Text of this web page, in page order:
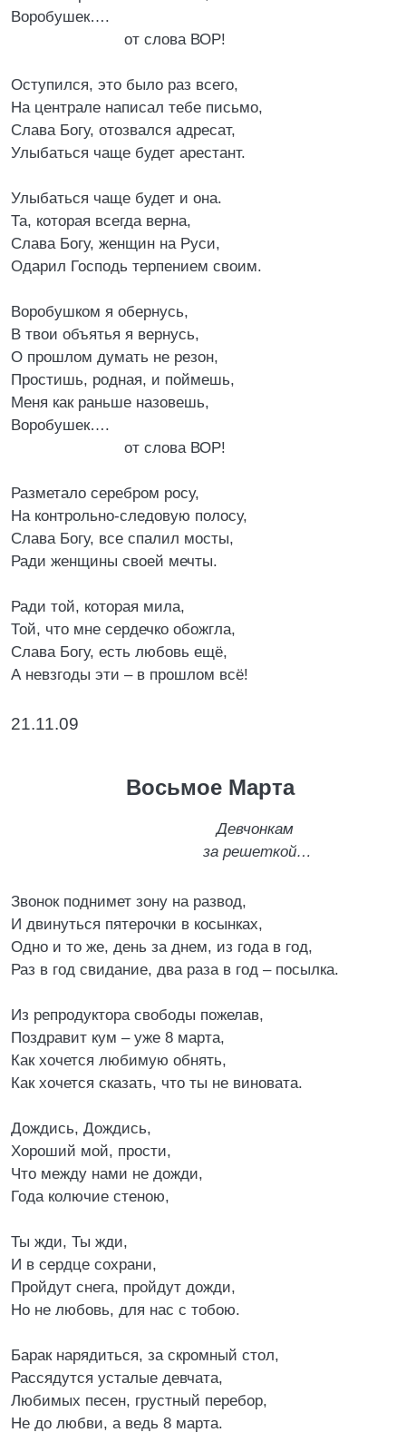
Воробушек….
от слова ВОР!
Оступился, это было раз всего,
На централе написал тебе письмо,
Слава Богу, отозвался адресат,
Улыбаться чаще будет арестант.
Улыбаться чаще будет и она.
Та, которая всегда верна,
Слава Богу, женщин на Руси,
Одарил Господь терпением своим.
Воробушком я обернусь,
В твои объятья я вернусь,
О прошлом думать не резон,
Простишь, родная, и поймешь,
Меня как раньше назовешь,
Воробушек….
от слова ВОР!
Разметало серебром росу,
На контрольно-следовую полосу,
Слава Богу, все спалил мосты,
Ради женщины своей мечты.
Ради той, которая мила,
Той, что мне сердечко обожгла,
Слава Богу, есть любовь ещё,
А невзгоды эти – в прошлом всё!
21.11.09
Восьмое Марта
Девчонкам
за решеткой…
Звонок поднимет зону на развод,
И двинуться пятерочки в косынках,
Одно и то же, день за днем, из года в год,
Раз в год свидание, два раза в год – посылка.
Из репродуктора свободы пожелав,
Поздравит кум – уже 8 марта,
Как хочется любимую обнять,
Как хочется сказать, что ты не виновата.
Дождись, Дождись,
Хороший мой, прости,
Что между нами не дожди,
Года колючие стеною,
Ты жди, Ты жди,
И в сердце сохрани,
Пройдут снега, пройдут дожди,
Но не любовь, для нас с тобою.
Барак нарядиться, за скромный стол,
Рассядутся усталые девчата,
Любимых песен, грустный перебор,
Не до любви, а ведь 8 марта.